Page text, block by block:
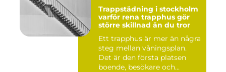
Trappstädning i stockholm
varför rena trapphus gör
större skillnad än du tror
Ett trapphus är mer än några
steg mellan våningsplan.
Det är den första platsen
boende, besökare och...